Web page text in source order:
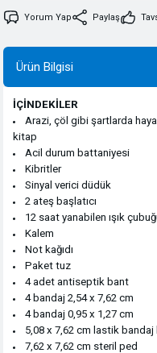
Yorum Yap Paylaş
Ürün Bilgisi
İÇİNDEKİLER
Arazi, çöl gibi şartlarda
kitap
Acil durum battaniyesi
Kibritler
Sinyal verici düdük
2 ateş başlatıcı
12 saat yanabilen ışık
Kalem
Not kağıdı
Paket tuz
4 adet antiseptik bant
4 bandaj 2,54 x 7,62 cm
4 bandaj 0,95 x 1,27 cm
5,08 x 7,62 cm lastik bandaj
7,62 x 7,62 cm steril ped